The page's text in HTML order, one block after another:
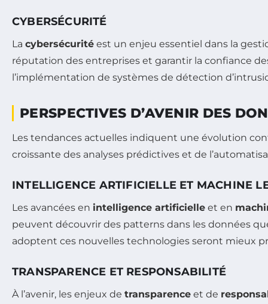
CYBERSÉCURITÉ
La cybersécurité est un enjeu essentiel dans la
réputation des entreprises et garantir la confiance
l’implémentation de systèmes de détection
PERSPECTIVES D’AVENIR DES
Les tendances actuelles indiquent une évolution
croissante des analyses prédictives et de
INTELLIGENCE ARTIFICIELLE ET MACHINE
Les avancées en intelligence artificielle et en
peuvent découvrir des patterns dans les données
adoptent ces nouvelles technologies seront mieux
TRANSPARENCE ET RESPONSABILITÉ
À l’avenir, les enjeux de transparence et de